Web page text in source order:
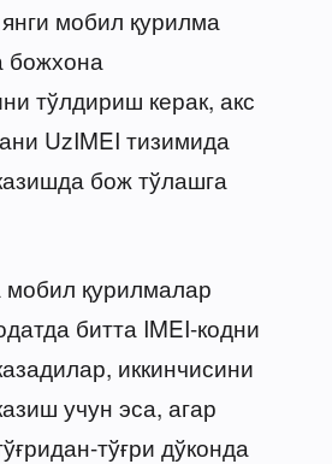
мобил қурилма
божхона
тўлдириш керак, акс
UzIMEI тизимида
бож тўлашга
мобил қурилмалар
битта IMEI-кодни
иккинчисини
учун эса, агар
тўғри дўконда